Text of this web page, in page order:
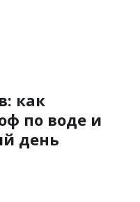
как
по воде и
день